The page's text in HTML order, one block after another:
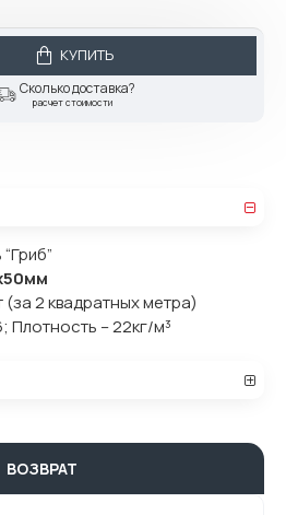
КУПИТЬ
Сколько доставка?
расчет стоимости
2 квадратных метра)
Плотность – 22кг/м³
ВОЗВРАТ